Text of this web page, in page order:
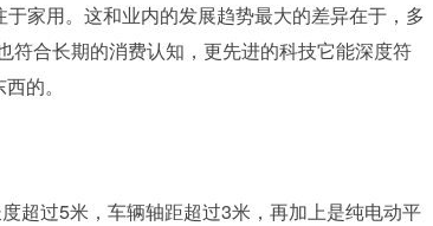
家用。这和业内的发展趋势最大的差异在于，多
符合长期的消费认知，更先进的科技它能深度符
的。
超过5米，车辆轴距超过3米，再加上是纯电动平